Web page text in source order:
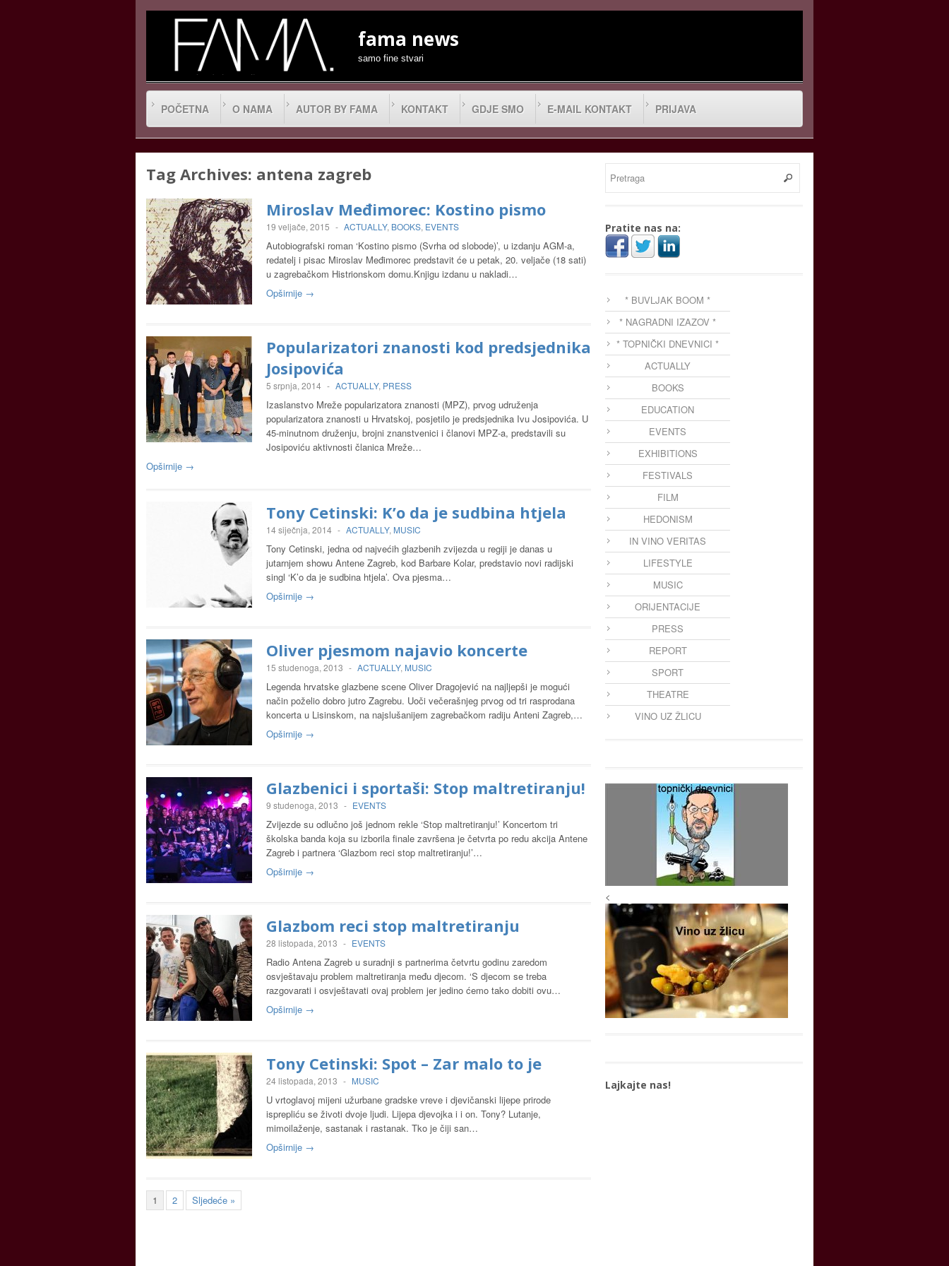
fama news
samo fine stvari
POČETNA O NAMA AUTOR BY FAMA KONTAKT GDJE SMO E-MAIL KONTAKT PRIJAVA
Tag Archives: antena zagreb
Miroslav Međimorec: Kostino pismo
19 veljače, 2015 - ACTUALLY, BOOKS, EVENTS
Autobiografski roman ‘Kostino pismo (Svrha od slobode)’, u izdanju AGM-a,
redatelj i pisac Miroslav Međimorec predstavit će u petak, 20. veljače (18 sati)
u zagrebačkom Histrionskom domu.Knjigu izdanu u nakladi…
Opširnije →
Popularizatori znanosti kod predsjednika
Josipovića
5 srpnja, 2014 - ACTUALLY, PRESS
Izaslanstvo Mreže popularizatora znanosti (MPZ), prvog udruženja
popularizatora znanosti u Hrvatskoj, posjetilo je predsjednika Ivu Josipovića. U
45-minutnom druženju, brojni znanstvenici i članovi MPZ-a, predstavili su
Josipoviću aktivnosti članica Mreže…
Opširnije →
Tony Cetinski: K’o da je sudbina htjela
14 siječnja, 2014 - ACTUALLY, MUSIC
Tony Cetinski, jedna od najvećih glazbenih zvijezda u regiji je danas u
jutarnjem showu Antene Zagreb, kod Barbare Kolar, predstavio novi radijski
singl ‘K’o da je sudbina htjela’. Ova pjesma…
Opširnije →
Oliver pjesmom najavio koncerte
15 studenoga, 2013 - ACTUALLY, MUSIC
Legenda hrvatske glazbene scene Oliver Dragojević na najljepši je mogući
način poželio dobro jutro Zagrebu. Uoči večerašnjeg prvog od tri rasprodana
koncerta u Lisinskom, na najslušanijem zagrebačkom radiju Anteni Zagreb,…
Opširnije →
Glazbenici i sportaši: Stop maltretiranju!
9 studenoga, 2013 - EVENTS
Zvijezde su odlučno još jednom rekle ‘Stop maltretiranju!’ Koncertom tri
školska banda koja su izborila finale završena je četvrta po redu akcija Antene
Zagreb i partnera ‘Glazbom reci stop maltretiranju!’…
Opširnije →
Glazbom reci stop maltretiranju
28 listopada, 2013 - EVENTS
Radio Antena Zagreb u suradnji s partnerima četvrtu godinu zaredom
osvještavaju problem maltretiranja među djecom. ‘S djecom se treba
razgovarati i osvještavati ovaj problem jer jedino ćemo tako dobiti ovu…
Opširnije →
Tony Cetinski: Spot – Zar malo to je
24 listopada, 2013 - MUSIC
U vrtoglavoj mijeni užurbane gradske vreve i djevičanski lijepe prirode
isprepliću se životi dvoje ljudi. Lijepa djevojka i i on. Tony? Lutanje,
mimoilaženje, sastanak i rastanak. Tko je čiji san…
Opširnije →
1 2 Sljedeće »
Pratite nas na:
* BUVLJAK BOOM *
* NAGRADNI IZAZOV *
* TOPNIČKI DNEVNICI *
ACTUALLY
BOOKS
EDUCATION
EVENTS
EXHIBITIONS
FESTIVALS
FILM
HEDONISM
IN VINO VERITAS
LIFESTYLE
MUSIC
ORIJENTACIJE
PRESS
REPORT
SPORT
THEATRE
VINO UZ ŽLICU
<
Lajkajte nas!